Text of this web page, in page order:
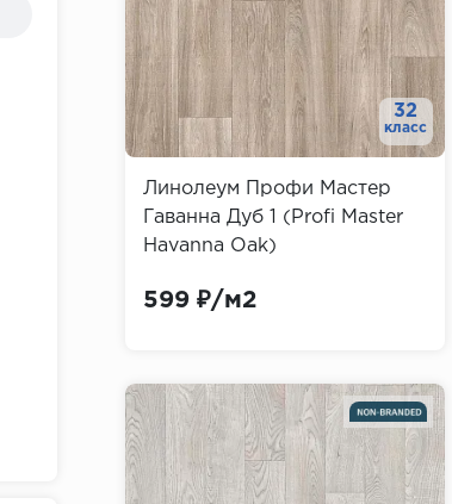
32
класс
Линолеум Профи Мастер
Гаванна Дуб 1 (Profi Master
Havanna Oak)
599 ₽/м2